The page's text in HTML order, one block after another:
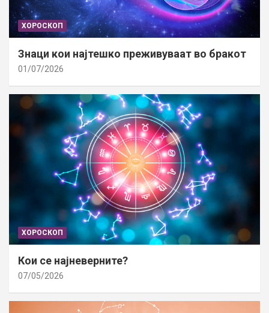
ХОРОСКОП
Знаци кои најтешко преживуваат во бракот
01/07/2026
ХОРОСКОП
Кои се најневерните?
07/05/2026